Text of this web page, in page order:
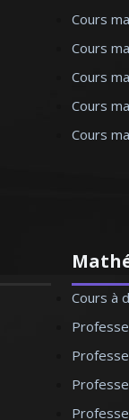
Cours
Cours
Cours
Cours
Cours
Cours à